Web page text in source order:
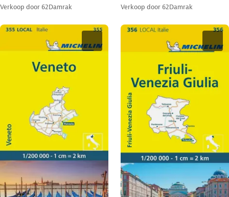
Verkoop door 62Damrak Verkoop door 62Damrak